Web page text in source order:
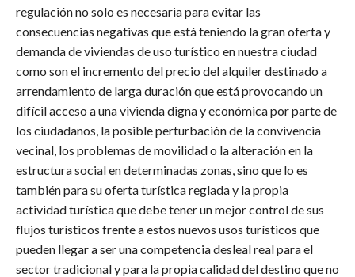
regulación no solo es necesaria para evitar las
consecuencias negativas que está teniendo la gran oferta y
demanda de viviendas de uso turístico en nuestra ciudad
como son el incremento del precio del alquiler destinado a
arrendamiento de larga duración que está provocando un
difícil acceso a una vivienda digna y económica por parte de
los ciudadanos, la posible perturbación de la convivencia
vecinal, los problemas de movilidad o la alteración en la
estructura social en determinadas zonas, sino que lo es
también para su oferta turística reglada y la propia
actividad turística que debe tener un mejor control de sus
flujos turísticos frente a estos nuevos usos turísticos que
pueden llegar a ser una competencia desleal real para el
sector tradicional y para la propia calidad del destino que no